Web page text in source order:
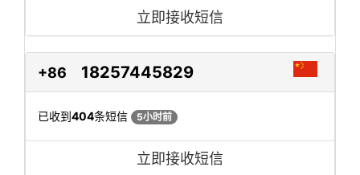
立即接收短信
+86 18257445829
已收到404条短信 5小时前
立即接收短信